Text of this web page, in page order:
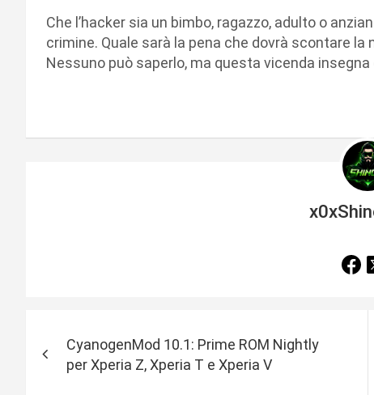
Che l’hacker sia un bimbo, ragazzo, adulto o
crimine. Quale sarà la pena che dovrà scontare la
Nessuno può saperlo, ma questa vicenda
CyanogenMod 10.1: Prime ROM Nightly
per Xperia Z, Xperia T e Xperia V